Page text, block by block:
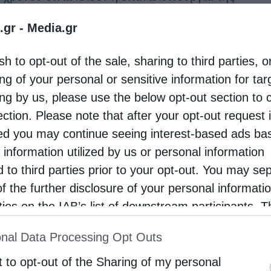
- Media.gr
to opt-out of the sale, sharing to third parties,
of your personal or sensitive information for
by us, please use the below opt-out section to
Please note that after your opt-out request
you may continue seeing interest-based ads
information utilized by us or personal information
to third parties prior to your opt-out. You may
the further disclosure of your personal
on the IAB’s list of downstream participants.
of Downstream Participantsthat may further
parties.
Data Processing Opt Outs
to opt-out of the Sharing of my personal
ο Οικουμενικός Πατριάρχης κ.
…